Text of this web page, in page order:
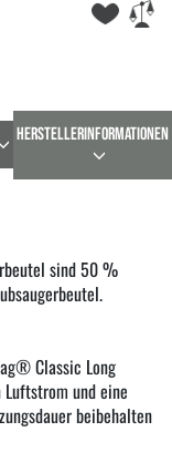
HERSTELLERINFORMATIONEN
sind 50 %
Classic Long
und eine
beibehalten